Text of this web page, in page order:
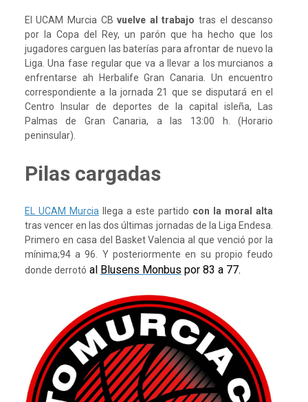
El UCAM Murcia CBvuelve al trabajo tras el descanso
por la Copa del Rey, un parón que ha hecho que los
jugadores carguen las baterías para afrontar de nuevo la
Liga. Una fase regular que va a llevar a los murcianos a
enfrentarse ah Herbalife Gran Canaria. Un encuentro
correspondiente a la jornada 21 que se disputará en el
Centro Insular de deportes de la capital isleña, Las
Palmas de Gran Canaria, a las 13:00 h. (Horario
peninsular).
Pilas cargadas
EL UCAM Murciallega a este partido con la moral alta
tras vencer en las dos últimas jornadas de la Liga Endesa.
Primero en casa del Basket Valencia al que venció por la
mínima;94 a 96. Y posteriormente en su propio feudo
donde derrotó al Blusens Monbus por 83 a 77.